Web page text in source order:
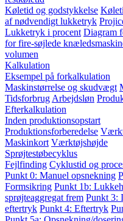
Køletid og godstykkelse
af nødvendigt lukketryk
Lukketryk i procent Diagram
for fire-søjlede
volumen
Kalkulation
Eksempel på forkalkulation
Maskinstørrelse og skudvægt
Tidsforbrug Arbejdsløn
Efterkalkulation
Inden produktionsopstart
Produktionsforberedelse
Maskinkort Værktøjshøjde
Sprøjtestøbecyklus
Fejlfinding Cyklustid og
Punkt 0: Manuel opsnekning
Formsikring Punkt 1b:
sprøjteaggregat frem Punkt 3:
eftertryk Punkt 4: Eftertryk